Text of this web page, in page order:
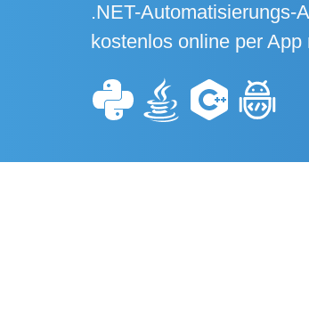
.NET-Automatisierungs-
kostenlos online per